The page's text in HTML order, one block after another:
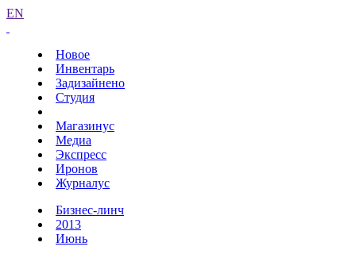
EN
Новое
Инвентарь
Задизайнено
Студия
Магазинус
Медиа
Экспресс
Иронов
Журналус
Бизнес-линч
2013
Июнь